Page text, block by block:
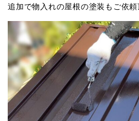
追加で物入れの屋根の塗装もご依頼